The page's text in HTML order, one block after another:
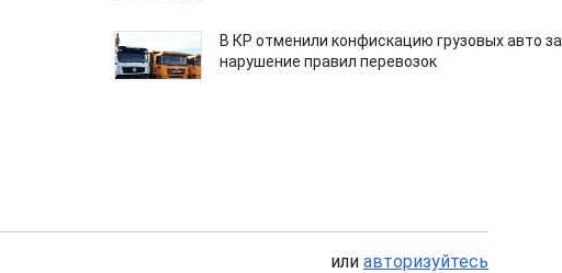
В КР отменили конфискацию грузовых авто за
нарушение правил перевозок
или авторизуйтесь